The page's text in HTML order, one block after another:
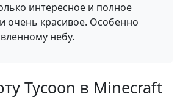
интересное и полное
очень красивое. Особенно
небу.
Tycoon в Minecraft